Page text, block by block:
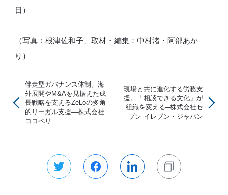
日）
（写真：根津佐和子、取材・編集：中村渚・阿部あか
り）
伴走型ガバナンス体制。海
外展開やM&Aを見据えた成
長戦略を支えるZeLoの多角
的リーガル支援―株式会社
ココペリ
現場と共に進化する労務支
援。「相談できる文化」が
組織を変える─株式会社セ
ブン‐イレブン・ジャパン